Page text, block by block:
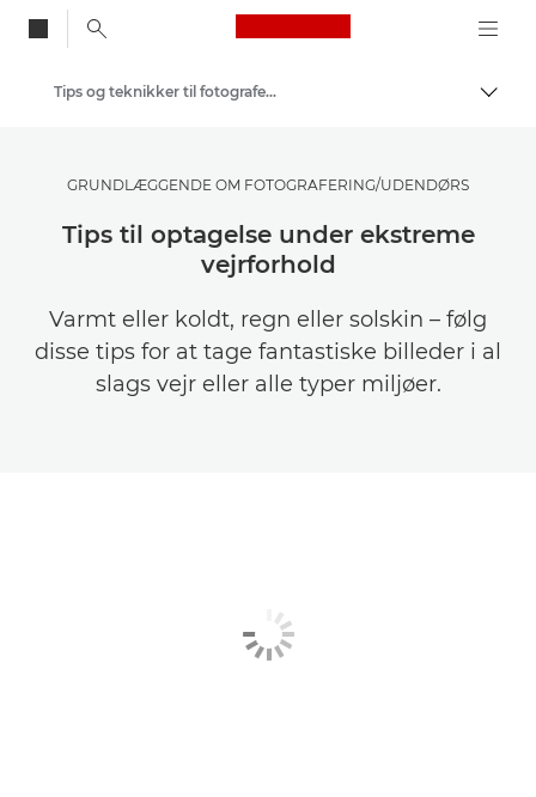
Canon Logo, back
Skift
Bliv inspireret | Tips til fotografering og print og købervejledninger
Tips og teknikker til fotografering og print
GRUNDLÆGGENDE OM FOTOGRAFERING/UDENDØRS
Tips til optagelse under ekstreme
vejrforhold
Varmt eller koldt, regn eller solskin – følg
disse tips for at tage fantastiske billeder i al
slags vejr eller alle typer miljøer.